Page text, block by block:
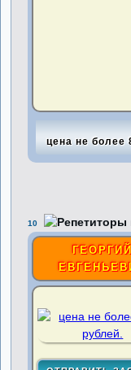
цена не более
10
ГЕОРГИЙ